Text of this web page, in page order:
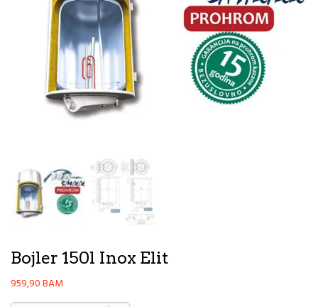
Bojler 150l Inox Elit
959,90BAM